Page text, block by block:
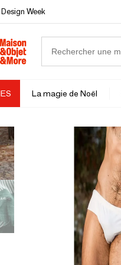
Week
La magie de Noël